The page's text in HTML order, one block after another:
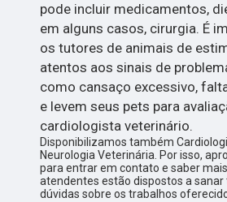
pode incluir medicamentos,
em alguns casos, cirurgia. É
os tutores de animais de
atentos aos sinais de
como cansaço excessivo,
e levem seus pets para
cardiologista veterinário.
Disponibilizamos também
Neurologia Veterinária. Por isso,
para entrar em contato e saber
atendentes estão dispostos a sanar
dúvidas sobre os trabalhos